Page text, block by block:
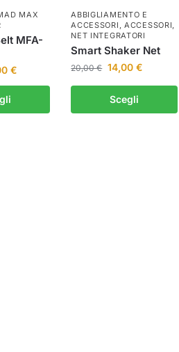
MAX
MFA-
€
ABBIGLIAMENTO E
ACCESSORI , ACCESSORI,
NET INTEGRATORI
Smart Shaker Net
20,00€ 14,00€
Scegli